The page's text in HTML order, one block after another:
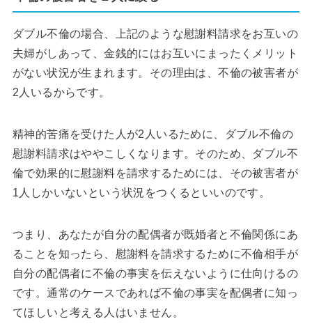
ダブル不倫の場合、上記のような慰謝料請求をお互いの
夫婦がしあって、金銭的にはお互いにまったくメリット
がない状況が生まれます。その理由は、不倫の被害者が
2人いるからです。
精神的苦痛を受けた人が2人いるために、ダブル不倫の
慰謝料請求はややこしくなります。そのため、ダブル不
倫で効果的に慰謝料を請求するためには、その被害者が
1人しかいないという状況をつくるといいのです。
つまり、あなたが自分の配偶者が既婚者と不倫関係にあ
ることを知ったら、慰謝料を請求するために不倫相手が
自分の配偶者に不倫の事実を伝えないように仕向けるの
です。通常のケースであれば不倫の事実を配偶者に知っ
てほしいと考える人はいません。